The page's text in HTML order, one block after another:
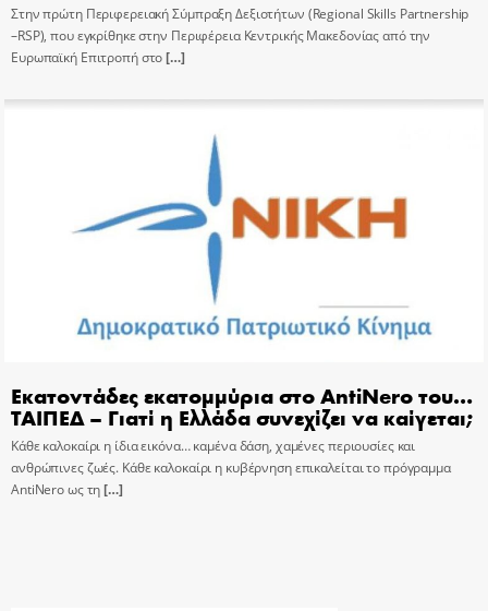
Στην πρώτη Περιφερειακή Σύμπραξη Δεξιοτήτων (Regional Skills Partnership
–RSP), που εγκρίθηκε στην Περιφέρεια Κεντρικής Μακεδονίας από την
Ευρωπαϊκή Επιτροπή στο[…]
Εκατοντάδες εκατομμύρια στο AntiNero του…
ΤΑΙΠΕΔ – Γιατί η Ελλάδα συνεχίζει να καίγεται;
Κάθε καλοκαίρι η ίδια εικόνα… καμένα δάση, χαμένες περιουσίες και
ανθρώπινες ζωές. Κάθε καλοκαίρι η κυβέρνηση επικαλείται το πρόγραμμα
AntiNero ως τη[…]